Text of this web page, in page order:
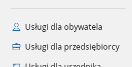
Usługi dla obywatela
Usługi dla przedsiębiorcy